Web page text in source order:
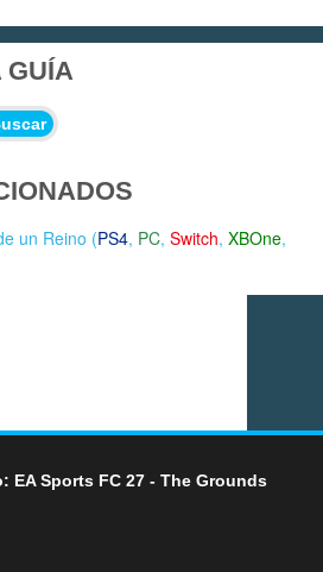
GUÍA
un Reino (PS4, PC,Switch,XBOne,
EA Sports FC 27 - The Grounds